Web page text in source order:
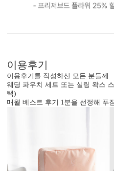
봉투 인쇄
신랑신부 이름, 예식일을 인쇄할
수 있습니다.
이용후기
이용후기를 작성하신 모든 분들께
웨딩 파우치 세트 또는 실링 왁스
택)
매월 베스트 후기 1분을 선정해 푸